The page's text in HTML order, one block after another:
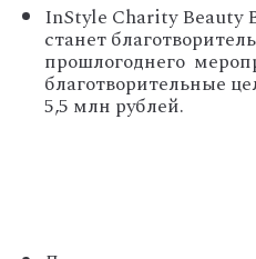
InStyle Charity Beauty
станет
прошлогоднего
благотворительные
5,5 млн рублей.